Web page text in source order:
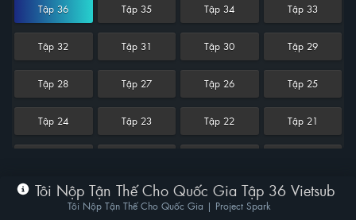
Tập 36 Tập 35 Tập 34 Tập 33
Tập 32 Tập 31 Tập 30 Tập 29
Tập 28 Tập 27 Tập 26 Tập 25
Tập 24 Tập 23 Tập 22 Tập 21
Tập 16 Tập 15 Tập 14 Tập 13
Tôi Nộp Tận Thế Cho Quốc Gia Tập 36 Vietsub
Tôi Nộp Tận Thế Cho Quốc Gia | Project Spark